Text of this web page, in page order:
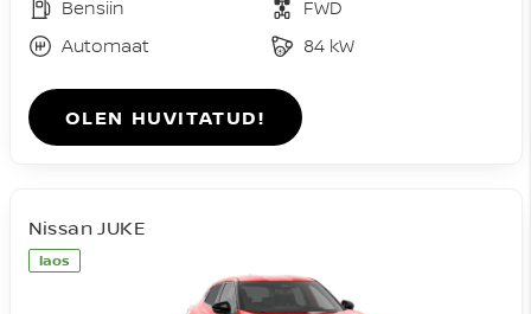
Bensiin
FWD
Automaat
84 kW
OLEN HUVITATUD!
laos
Nissan JUKE